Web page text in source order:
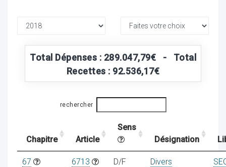
Total Dépenses : 289.047,79€ - Total
Recettes : 92.536,17€
rechercher
Chapitre Article
Sens
Désignation
67 6713 D/F Divers